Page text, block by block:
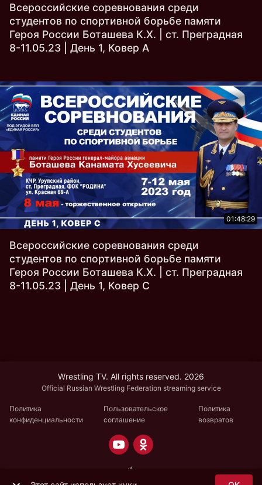
Всероссийские соревнования среди
студентов по спортивной борьбе памяти
Героя России Боташева К.Х. | ст. Преградная
8-11.05.23 | День 1, Ковер A
01:48:29
Всероссийские соревнования среди
студентов по спортивной борьбе памяти
Героя России Боташева К.Х. | ст. Преградная
8-11.05.23 | День 1, Ковер C
Wrestling TV. All rights reserved. 2026
Official Russian Wrestling Federation streaming service
Политика
конфиденциальности
Пользовательское
соглашение
Политика
возвратов